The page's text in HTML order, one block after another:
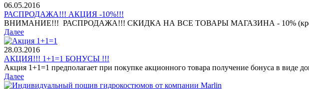
06.05.2016
РАСПРОДАЖА!!! АКЦИЯ -10%!!!
ВНИМАНИЕ!!! РАСПРОДАЖА!!! СКИДКА НА ВСЕ ТОВАРЫ МАГАЗИНА - 10%
Далее
28.03.2016
АКЦИЯ!!! 1+1=1 БОНУСЫ !!!
Акция 1+1=1 предполагает при покупке акционного товара получение бонуса в виде
Далее